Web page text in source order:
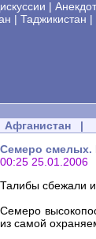
|
| Таджикистан |
Афганистан |
Семеро смелых.
00:25 25.01.2006
Талибы сбежали
Семеро
из самой